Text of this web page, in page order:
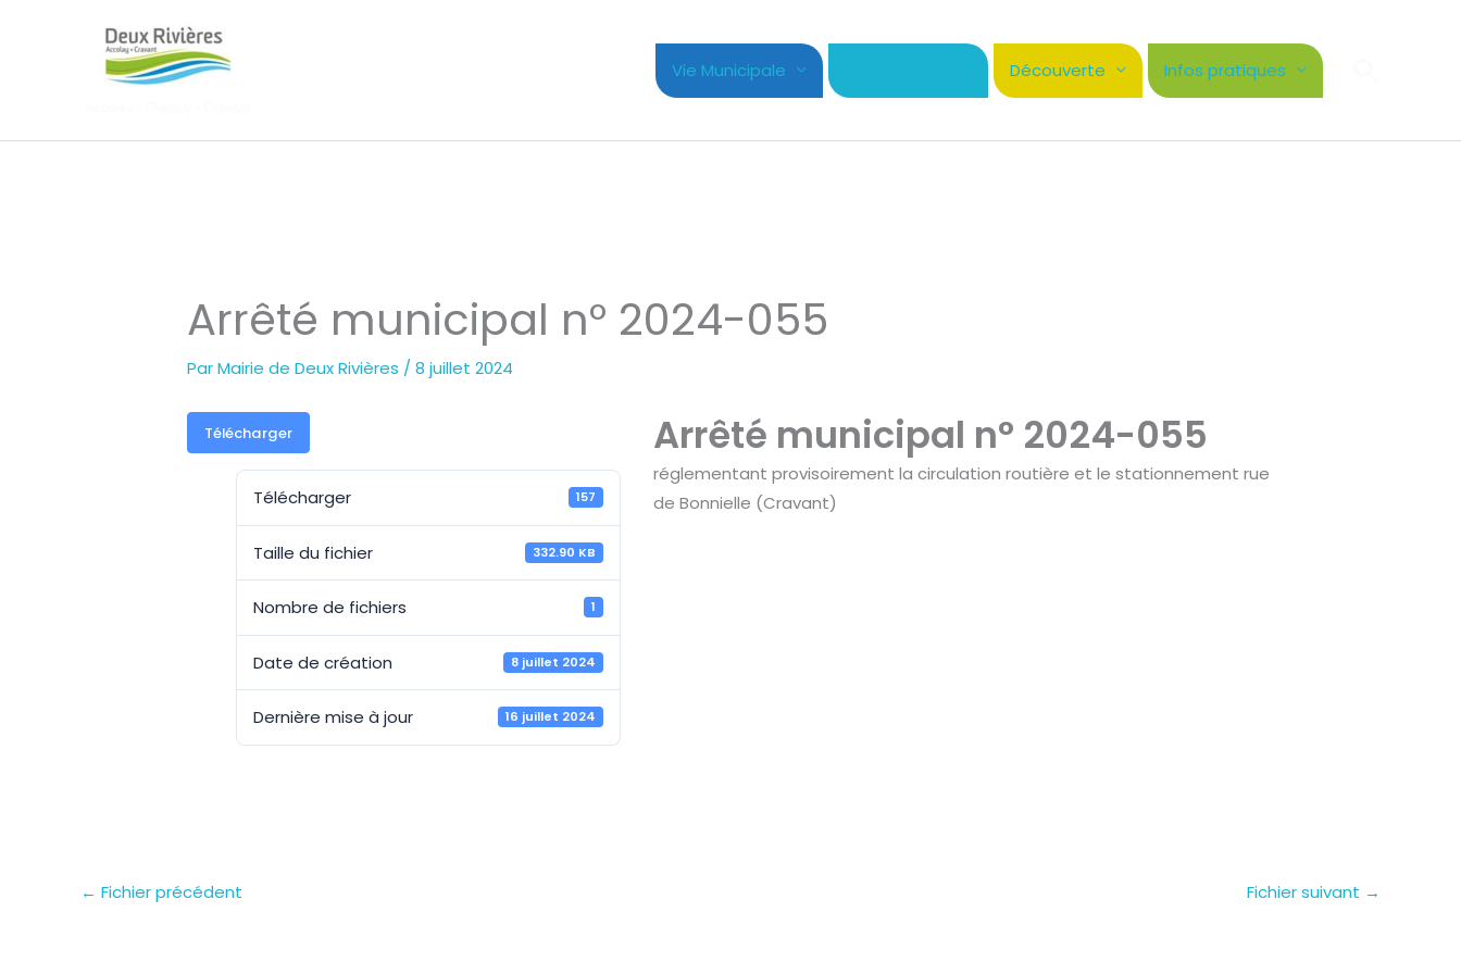
Vie Municipale Découverte Infos pratiques
Arrêté municipal n° 2024-055
ParMairie de Deux Rivières /8 juillet 2024
Télécharger
Télécharger 157
Taille du fichier 332.90 KB
Nombre de fichiers 1
Date de création 8 juillet 2024
Dernière mise à jour 16 juillet 2024
Arrêté municipal n° 2024-055
réglementant provisoirement la circulation routière et le stationnement rue
de Bonnielle (Cravant)
← Fichier précédent Fichier suivant →